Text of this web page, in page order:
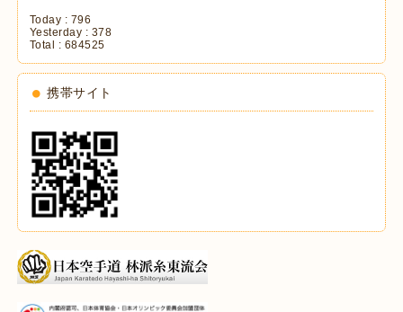
Today : 796
Yesterday : 378
Total : 684525
携帯サイト